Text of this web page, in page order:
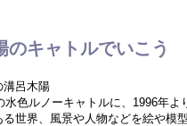
のキャトルでいこう
溝呂木陽
水色ルノーキャトルに、1996年よ
る世界、風景や人物などを絵や模